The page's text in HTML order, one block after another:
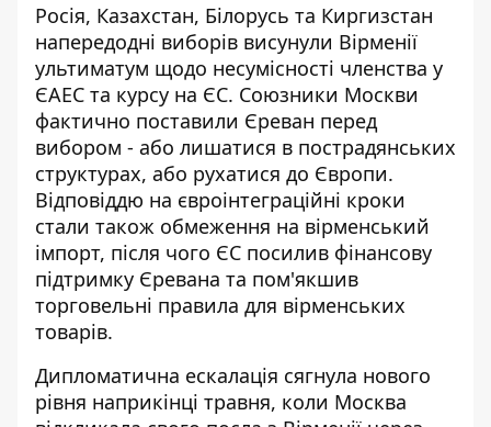
Росія, Казахстан, Білорусь та Киргизстан
напередодні виборів висунули Вірменії
ультиматум щодо несумісності членства у
ЄАЕС та курсу на ЄС. Союзники Москви
фактично поставили Єреван перед
вибором - або лишатися в пострадянських
структурах, або рухатися до Європи.
Відповіддю на євроінтеграційні кроки
стали також обмеження на вірменський
імпорт, після чого ЄС посилив фінансову
підтримку Єревана та пом'якшив
торговельні правила для вірменських
товарів.
Дипломатична ескалація сягнула нового
рівня наприкінці травня, коли Москва